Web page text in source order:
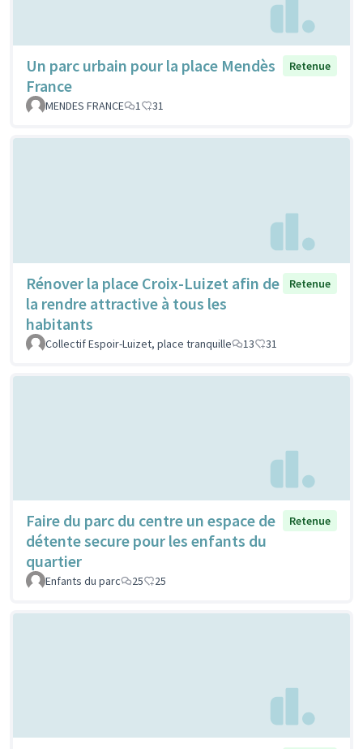
Un parc urbain pour la place Mendès
France
Retenue
MENDES FRANCE 1 31
Rénover la place Croix-Luizet afin de
la rendre attractive à tous les
habitants
Retenue
Collectif Espoir-Luizet, place tranquille 13 31
Faire du parc du centre un espace de
détente secure pour les enfants du
quartier
Retenue
Enfants du parc 25 25